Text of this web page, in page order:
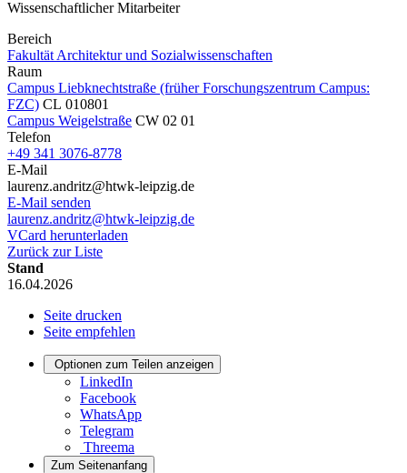
Wissenschaftlicher Mitarbeiter
Bereich
Fakultät Architektur und Sozialwissenschaften
Raum
Campus Liebknechtstraße (früher Forschungszentrum Campus:
FZC) CL 010801
Campus Weigelstraße CW 02 01
Telefon
+49 341 3076-8778
E-Mail
laurenz.andritz@htwk-leipzig.de
E-Mail senden
laurenz.andritz@htwk-leipzig.de
VCard herunterladen
Zurück zur Liste
Stand
16.04.2026
Seite drucken
Seite empfehlen
Optionen zum Teilen anzeigen
LinkedIn
Facebook
WhatsApp
Telegram
Threema
Zum Seitenanfang